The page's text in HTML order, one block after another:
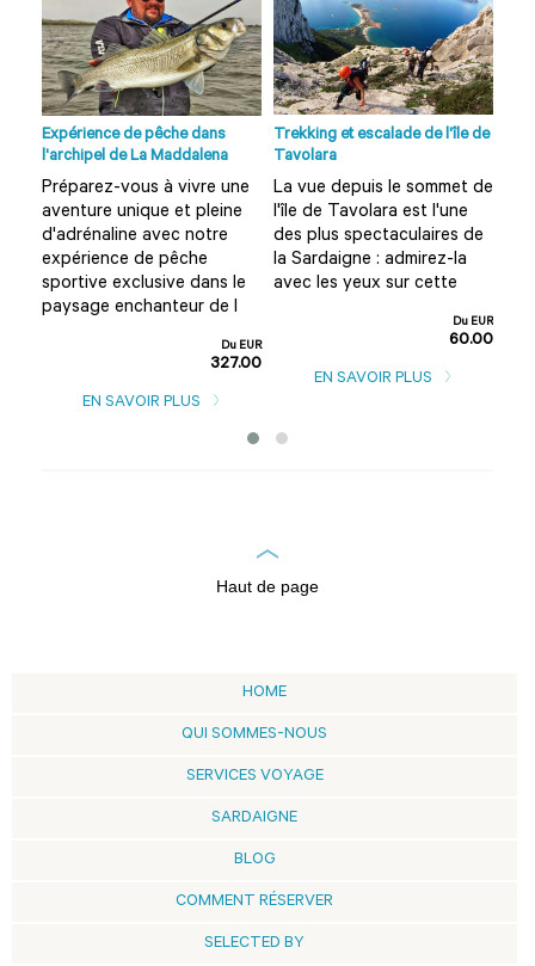
Expérience de pêche dans
l'archipel de La Maddalena
Préparez-vous à vivre une
aventure unique et pleine
d'adrénaline avec notre
expérience de pêche
sportive exclusive dans le
paysage enchanteur de l
Du EUR
327.00
EN SAVOIR PLUS
Trekking et escalade de l'île de
Tavolara
La vue depuis le sommet de
l'île de Tavolara est l'une
des plus spectaculaires de
la Sardaigne : admirez-la
avec les yeux sur cette
Du EUR
60.00
EN SAVOIR PLUS
Haut de page
HOME
QUI SOMMES-NOUS
SERVICES VOYAGE
SARDAIGNE
BLOG
COMMENT RÉSERVER
SELECTED BY